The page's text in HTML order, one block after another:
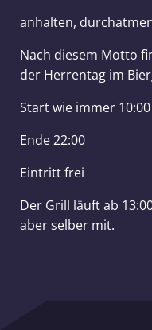
anhalten,
Nach diesem Motto
der Herrentag im
Start wie immer 10:00
Ende 22:00
Eintritt frei
Der Grill läuft ab
aber selber mit.